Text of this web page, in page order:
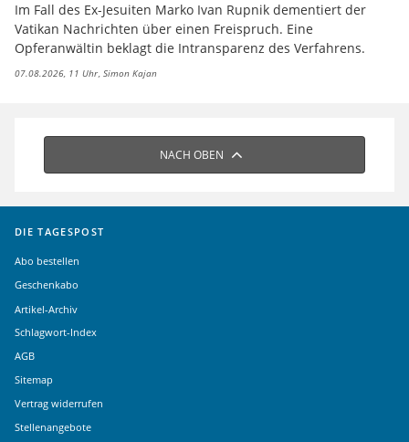
Im Fall des Ex-Jesuiten Marko Ivan Rupnik dementiert der
Vatikan Nachrichten über einen Freispruch. Eine
Opferanwältin beklagt die Intransparenz des Verfahrens.
07.08.2026, 11 Uhr Simon Kajan
NACH OBEN
DIE TAGESPOST
Abo bestellen
Geschenkabo
Artikel-Archiv
Schlagwort-Index
AGB
Sitemap
Vertrag widerrufen
Stellenangebote